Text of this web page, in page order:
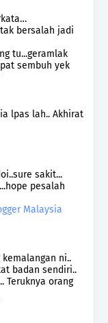
bersalah jadi
tu...geramlak
sembuh yek
lpas lah.. Akhirat
sakit...
pesalah
Malaysia
ni..
badan sendiri..
Teruknya orang